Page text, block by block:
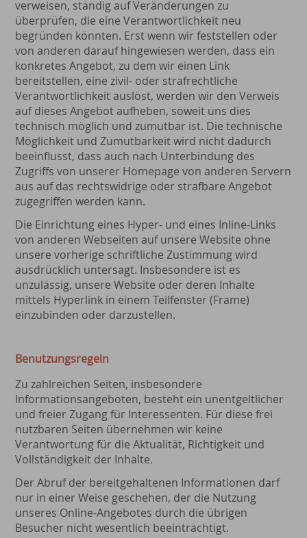
verweisen, ständig auf Veränderungen zu
überprüfen, die eine Verantwortlichkeit neu
begründen könnten. Erst wenn wir feststellen oder
von anderen darauf hingewiesen werden, dass ein
konkretes Angebot, zu dem wir einen Link
bereitstellen, eine zivil- oder strafrechtliche
Verantwortlichkeit auslöst, werden wir den Verweis
auf dieses Angebot aufheben, soweit uns dies
technisch möglich und zumutbar ist. Die technische
Möglichkeit und Zumutbarkeit wird nicht dadurch
beeinflusst, dass auch nach Unterbindung des
Zugriffs von unserer Homepage von anderen Servern
aus auf das rechtswidrige oder strafbare Angebot
zugegriffen werden kann.
Die Einrichtung eines Hyper- und eines Inline-Links
von anderen Webseiten auf unsere Website ohne
unsere vorherige schriftliche Zustimmung wird
ausdrücklich untersagt. Insbesondere ist es
unzulässig, unsere Website oder deren Inhalte
mittels Hyperlink in einem Teilfenster (Frame)
einzubinden oder darzustellen.
Benutzungsregeln
Zu zahlreichen Seiten, insbesondere
Informationsangeboten, besteht ein unentgeltlicher
und freier Zugang für Interessenten. Für diese frei
nutzbaren Seiten übernehmen wir keine
Verantwortung für die Aktualität, Richtigkeit und
Vollständigkeit der Inhalte.
Der Abruf der bereitgehaltenen Informationen darf
nur in einer Weise geschehen, der die Nutzung
unseres Online-Angebotes durch die übrigen
Besucher nicht wesentlich beeinträchtigt.